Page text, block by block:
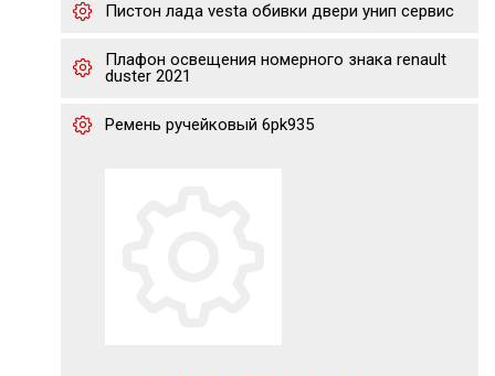
Пистон лада vesta обивки двери унип сервис
Плафон освещения номерного знака renault
duster 2021
Ремень ручейковый 6pk935